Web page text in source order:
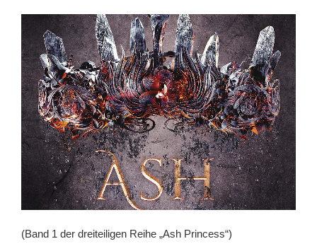
(Band 1 der dreiteiligen Reihe „Ash Princess“)